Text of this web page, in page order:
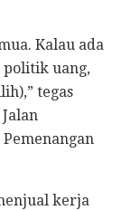
Kalau ada
politik uang,
tegas
kerja